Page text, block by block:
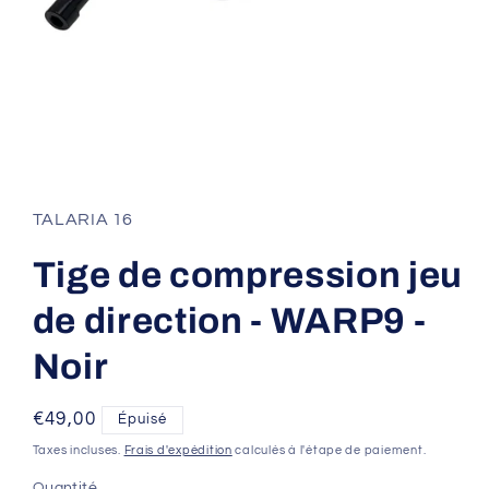
1
dans
fenêtre
modale
TALARIA 16
Tige de compression jeu
de direction - WARP9 -
Noir
Prix
habituel
€49,00 Épuisé
Taxes incluses. Frais d'expédition calculés à l'étape de paiement.